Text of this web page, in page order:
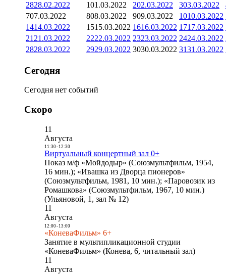
2828.02.2022 101.03.2022 202.03.2022 303.03.2022
707.03.2022 808.03.2022 909.03.2022 1010.03.2022
1414.03.2022 1515.03.2022 1616.03.2022 1717.03.2022
21 21.03.2022 2222.03.2022 2323.03.2022 2424.03.2022
2828.03.2022 2929.03.2022 3030.03.2022 3131.03.2022
Сегодня
Сегодня нет событий
Скоро
11
Августа
11:30- 12:30
Виртуальный концертный зал 0+
Показ м/ф «Мойдодыр» (Союзмультфильм, 1954,
16 мин.); «Ивашка из Дворца пионеров»
(Союзмультфильм, 1981, 10 мин.); «Паровозик из
Ромашкова» (Союзмультфильм, 1967, 10 мин.)
(Ульяновой, 1, зал № 12)
11
Августа
12:00- 13:00
«КоневаФильм» 6+
Занятие в мультипликационной студии
«КоневаФильм» (Конева, 6, читальный зал)
11
Августа